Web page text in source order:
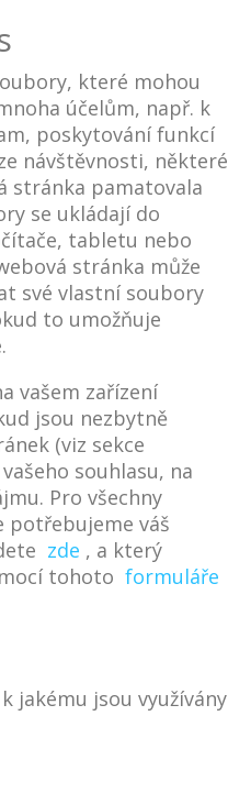
které mohou
účelům, např. k
poskytování funkcí
návštěvnosti, některé
stránka pamatovala
se ukládají do
tabletu nebo
stránka může
své vlastní soubory
to umožňuje
vašem zařízení
jsou nezbytně
(viz sekce
souhlasu, na
Pro všechny
váš
zde , a který
tohoto formuláře
jakému jsou využívány